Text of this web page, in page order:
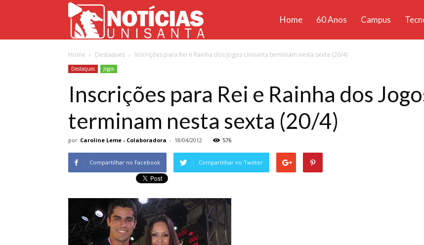
Unisanta
Home 60 Anos Campus
Home Destaques Inscrições para Rei e Rainha dos Jogos Unisanta terminam nesta sexta (20/4)
Destaques Jogos
Inscrições para Rei e Rainha dos
terminam nesta sexta (20/4)
por Caroline Leme - Colaboradora - 18/04/2012 576
Compartilhar no Facebook Compartilhar no Twitter